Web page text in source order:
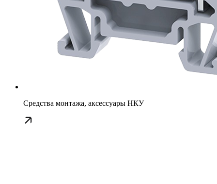
Средства монтажа, аксессуары НКУ